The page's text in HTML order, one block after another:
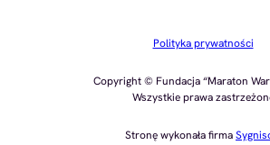
Polityka prywatności
Copyright © Fundacja “Maraton
Wszystkie prawa
Stronę wykonała firma